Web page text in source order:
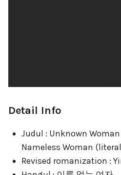
Detail Info
Judul : Unknown
Nameless Woman
Revised romanization :